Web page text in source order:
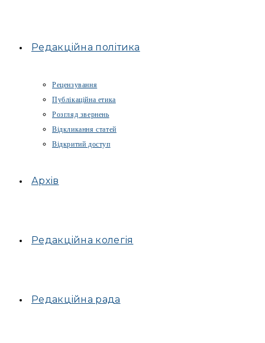
Редакційна політика
Рецензування
Публікаційна етика
Розгляд звернень
Відкликання статей
Відкритий доступ
Архів
Редакційна колегія
Редакційна рада